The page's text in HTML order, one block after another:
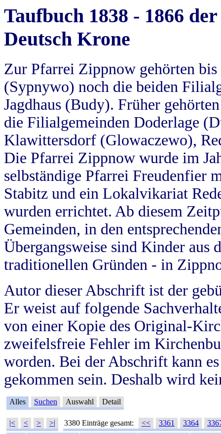
Taufbuch 1838 - 1866
Deutsch Krone
Zur Pfarrei Zippnow gehörten
(Sypnywo) noch die beiden
Jagdhaus (Budy). Früher
die Filialgemeinden Doderlage
Klawittersdorf (Glowaczewo),
Die Pfarrei Zippnow wurde im
selbständige Pfarrei Freudenfier
Stabitz und ein Lokalvikariat
wurden errichtet. Ab diesem
Gemeinden, in den
Übergangsweise sind Kinder aus
traditionellen Gründen - in
Autor dieser Abschrift ist der
Er weist auf folgende
von einer Kopie des Original-
zweifelsfreie Fehler im
worden. Bei der Abschrift kann
gekommen sein. Deshalb wird
Alles Suchen Auswahl Detail
|< < > >| 3380 Einträge gesamt: << 3361 3364